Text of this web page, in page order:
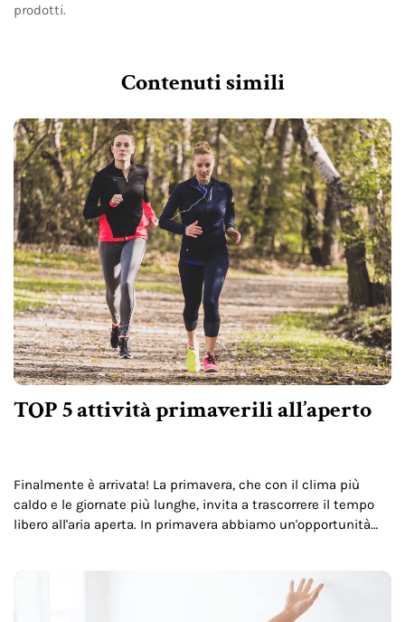
prodotti.
Contenuti simili
TOP 5 attività primaverili all’aperto
Finalmente è arrivata! La primavera, che con il clima più
caldo e le giornate più lunghe, invita a trascorrere il tempo
libero all'aria aperta. In primavera abbiamo un'opportunità